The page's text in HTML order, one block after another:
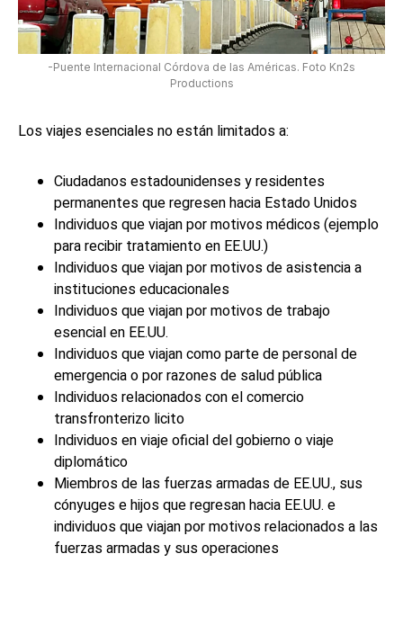
-Puente Internacional Córdova de las Américas. Foto Kn2s
Productions
Los viajes esenciales no están limitados a:
Ciudadanos estadounidenses y residentes
permanentes que regresen hacia Estado Unidos
Individuos que viajan por motivos médicos (ejemplo
para recibir tratamiento en EE.UU.)
Individuos que viajan por motivos de asistencia a
instituciones educacionales
Individuos que viajan por motivos de trabajo
esencial en EE.UU.
Individuos que viajan como parte de personal de
emergencia o por razones de salud pública
Individuos relacionados con el comercio
transfronterizo licito
Individuos en viaje oficial del gobierno o viaje
diplomático
Miembros de las fuerzas armadas de EE.UU., sus
cónyuges e hijos que regresan hacia EE.UU. e
individuos que viajan por motivos relacionados a las
fuerzas armadas y sus operaciones